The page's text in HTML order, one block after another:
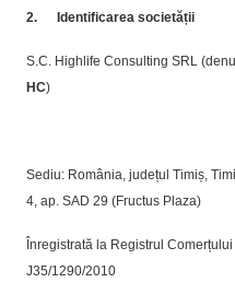
2. Identificarea societății
S.C. Highlife Consulting SRL
HC)
Sediu: România, județul Timiș,
4, ap. SAD 29 (Fructus Plaza)
Înregistrată la Registrul
J35/1290/2010